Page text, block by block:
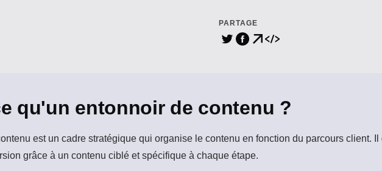
PARTAGE
qu'un entonnoir de contenu ?
est un cadre stratégique qui organise le contenu en fonction du parcours client.
grâce à un contenu ciblé et spécifique à chaque étape.